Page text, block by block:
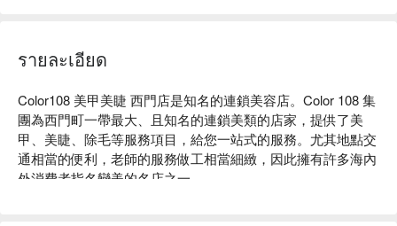
รายละเอียด
Color108 美甲美睫 西門店是知名的連鎖美容店。Color 108 集
團為西門町一帶最大、且知名的連鎖美類的店家，提供了美
甲、美睫、除毛等服務項目，給您一站式的服務。尤其地點交
通相當的便利，老師的服務做工相當細緻，因此擁有許多海內
外消費者指名變美的名店之一。